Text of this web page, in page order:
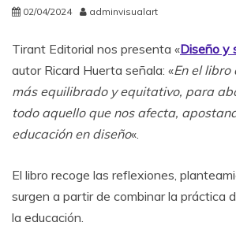
02/04/2024 adminvisualart
Tirant Editorial nos presenta «Diseño y
autor Ricard Huerta señala: «En el libro
más equilibrado y equitativo, para
todo aquello que nos afecta,
educación en diseño«.
El libro recoge las reflexiones,
surgen a partir de combinar la práctica
la educación.